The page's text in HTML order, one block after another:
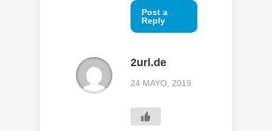
Post a
Reply
2url.de
24 MAYO, 2019